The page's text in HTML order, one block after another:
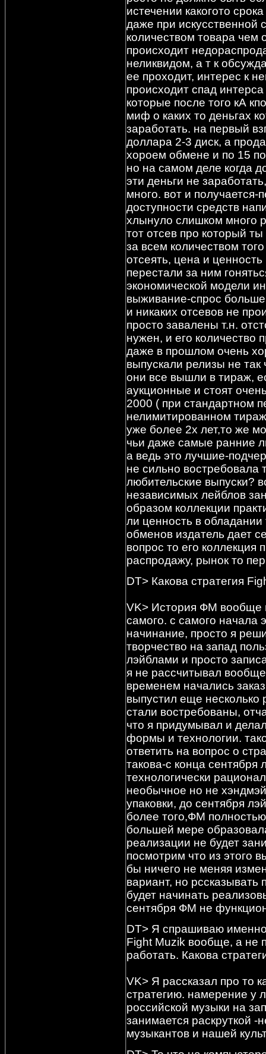
истечении какогото
даже при
количеством товара чем
происходит
неликвидом, а т к
ее проходит, интерес к
происходит спад
которые после того кА
миф о каких то деньгах
заработать. на первый
доллара 2-3 диск, а
хороем обмене и по 15
но на самом деле когда
эти деньги не
много. вот и
доступности средств
хлынуло слишком много
тот отсев про который
за всем количеством
отсеять, цена и
перестали за ним
экономической модели
выживание-спрос
и никаких отсевов не
просто завалены т.н.
нужен, и его количество
даже в прошлом очень
выпускали релизы не так
они все вышли в тираж,
аукционные и стоят
2000 ( при стандартном
нелимитированном
уже более 2х лет,то же
чьи даже самые ранние
а ведь это лучшие-
не сильно востребовала
любительские выпуски?
независимых лейблов
образом коллекции
ли ценность в
обменов издатель дает
вопрос то его коллекция
распродажу, рынок то
DT> Какова стратегия
VK> История ФМ вообще
самого. с самого начала
начинание, просто я
творчество на запад
лэйблами и просто
я не рассчитывал
временем начались
выпустил еще несколько
стали востребованы,
что я придумывал и
формы и технологии.
ответить на вопрос о
такова-с конца сентября
технологически
необычное но не
упаковки, до сентября
более того,ФМ
большей мере
реализации не будет
посмотрим что из этого
бы ничего не меняя
вариант, но рссказывать
будет начинать
сентября ФМ не
DT> Я спрашиваю именно
Fight Muzik вообще, а не
работать. Какова
VK> Я рассказал про то
стратегию. намерение у
российской музыки на
занимается раскруткой
музыкантов и нашей